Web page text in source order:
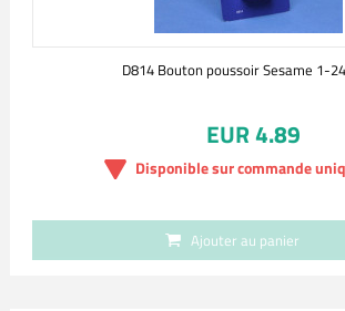
D814 Bouton poussoir Sesame 1-
EUR 4.89
Disponible sur commande
Ajouter au panier